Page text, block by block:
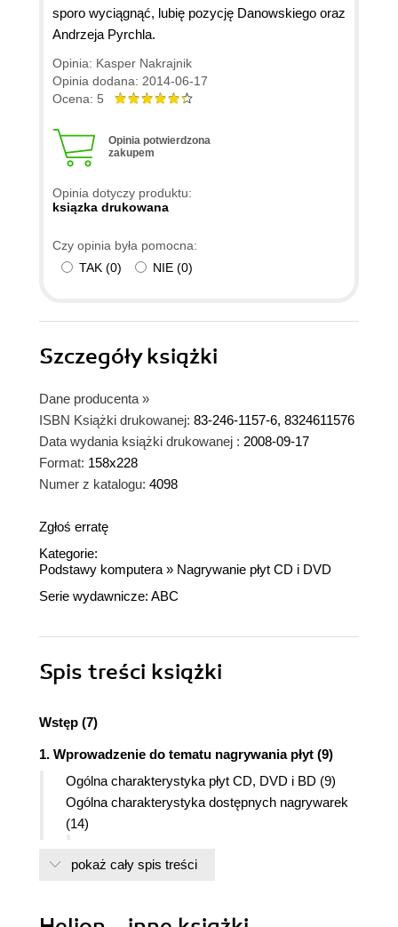
sporo wyciągnąć, lubię pozycję Danowskiego oraz
Andrzeja Pyrchla.
Opinia: Kasper Nakrajnik
Opinia dodana: 2014-06-17
Ocena: 5
Opinia potwierdzona
zakupem
Opinia dotyczy produktu:
ksiązka drukowana
Czy opinia była pomocna:
TAK (0) NIE (0)
Szczegółyksiążki
Dane producenta »
ISBN Książki drukowanej: 83-246-1157-6, 8324611576
Data wydania książki drukowanej : 2008-09-17
Format: 158x228
Numer z katalogu: 4098
Zgłoś erratę
Kategorie:
Podstawy komputera » Nagrywanie płyt CD i DVD
Serie wydawnicze: ABC
Spis treści książki
Wstęp (7)
1. Wprowadzenie do tematu nagrywania płyt (9)
Ogólna charakterystyka płyt CD, DVD i BD (9)
Ogólna charakterystyka dostępnych nagrywarek
(14)
Interfejsy nagrywarek - IDE, SATA, USB i
pokaż cały spis treści